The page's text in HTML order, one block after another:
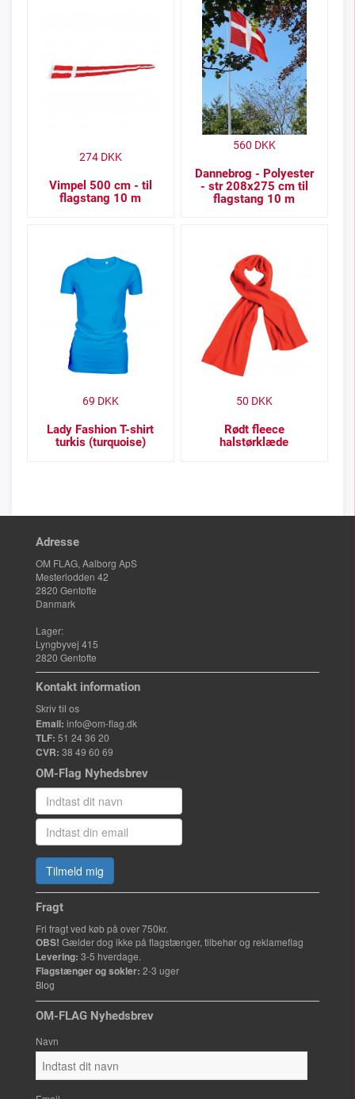
Vimpel 500 cm - til
flagstang 10 m
274DKK
Dannebrog - Polyester
- str 208x275 cm til
flagstang 10 m
560 DKK
Lady Fashion T-shirt
turkis (turquoise)
69 DKK
Rødt fleece
halstørklæde
50 DKK
Adresse
OM FLAG, Aalborg ApS
Mesterlodden 42
2820 Gentofte
Danmark
Lager:
Lyngbyvej 415
2820 Gentofte
Kontakt information
Skriv til os
Email: info@om-flag.dk
TLF: 51 24 36 20
CVR: 38 49 60 69
OM-Flag Nyhedsbrev
Tilmeld mig
Fragt
Fri fragt ved køb på over 750kr.
OBS! Gælder dog ikke på flagstænger, tilbehør og reklameflag
Levering: 3-5 hverdage.
Flagstænger og sokler: 2-3 uger
Blog
OM-FLAG Nyhedsbrev
Navn